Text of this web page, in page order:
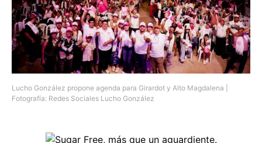
Lucho González propone agenda para Girardot y Alto Magdalena |
Fotografía: Redes Sociales Lucho González